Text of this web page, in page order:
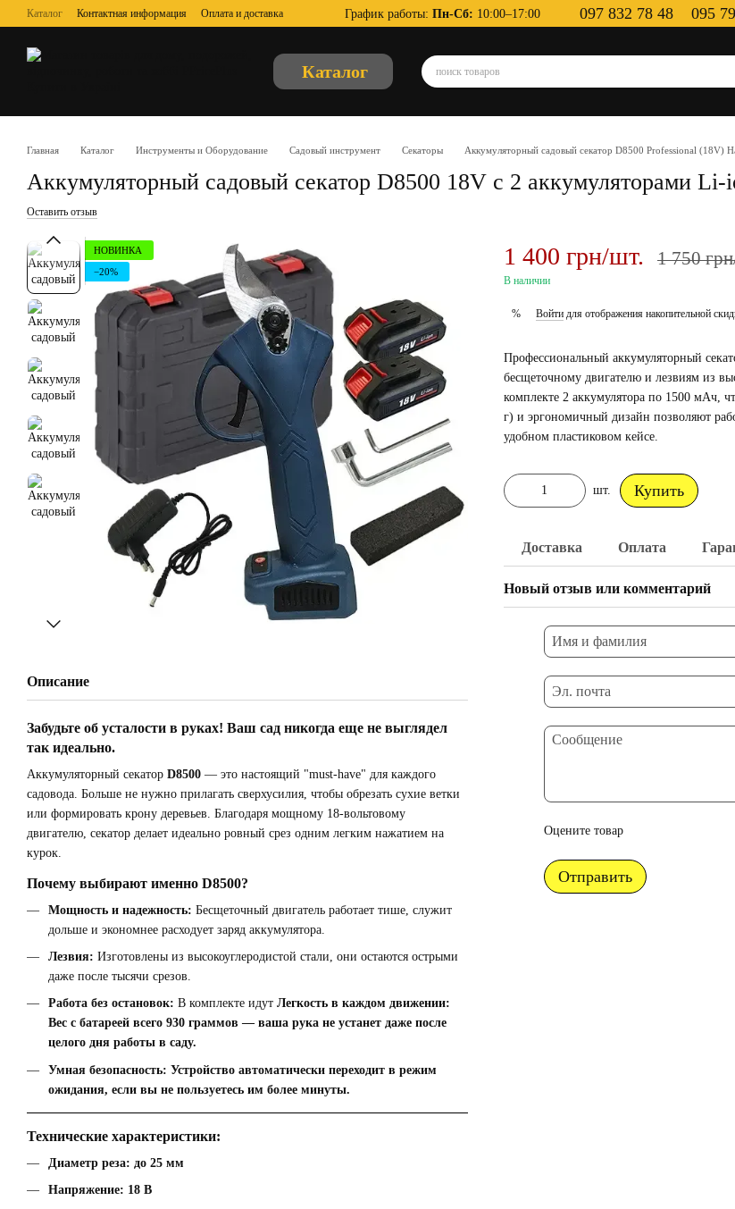
Перейти к основному контенту
Каталог Контактная информация
Оплата и доставка
Обмен и возврат
Отзывы о магазине
О нас
График работы: Пн-Сб: 10:00–17:00 097 832 78 48 095
Каталог
Главная Каталог Инструменты и Оборудование Садовый инструмент Секаторы Аккумуляторный садовый секатор D8500 Professional (18V)
Аккумуляторный садовый секатор D8500 18V с 2 аккумуляторами Li-
Оставить отзыв
НОВИНКА
−20%
Описание
Забудьте об усталости в руках! Ваш сад никогда еще не выглядел
так идеально.
Аккумуляторный секатор D8500 — это настоящий "must-have" для каждого
садовода. Больше не нужно прилагать сверхусилия, чтобы обрезать сухие ветки
или формировать крону деревьев. Благодаря мощному 18-вольтовому
двигателю, секатор делает идеально ровный срез одним легким нажатием на
курок.
Почему выбирают именно D8500?
Мощность и надежность: Бесщеточный двигатель работает тише, служит
дольше и экономнее расходует заряд аккумулятора.
Лезвия: Изготовлены из высокоуглеродистой стали, они остаются острыми
даже после тысячи срезов.
Работа без остановок: В комплекте идут Легкость в каждом движении:
Вес с батареей всего 930 граммов — ваша рука не устанет даже после
целого дня работы в саду.
Умная безопасность: Устройство автоматически переходит в режим
ожидания, если вы не пользуетесь им более минуты.
Технические характеристики:
Диаметр реза: до 25 мм
Напряжение: 18 В
1 400 грн/шт. 1 750
В наличии
% Войтидля отображения накопительной
Профессиональный аккумуляторный
бесщеточному двигателю и лезвиям из
комплекте 2 аккумулятора по 1500 мАч,
г) и эргономичный дизайн позволяют
удобном пластиковом кейсе.
шт. Купить
Доставка Оплата
Новый отзыв или комментарий
Оцените товар
Отправить